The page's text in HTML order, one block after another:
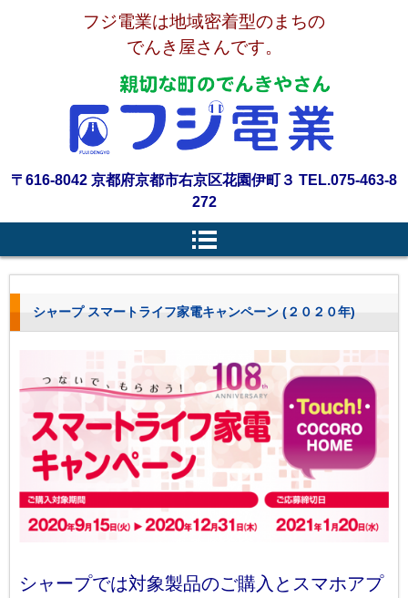
フジ電業は地域密着型のまちの
でんき屋さんです。
〒616-8042 京都府京都市右京区花園伊町３ TEL.075-463-8
272
シャープ スマートライフ家電キャンペーン (２０２０年)
シャープでは対象製品のご購入とスマホアプ